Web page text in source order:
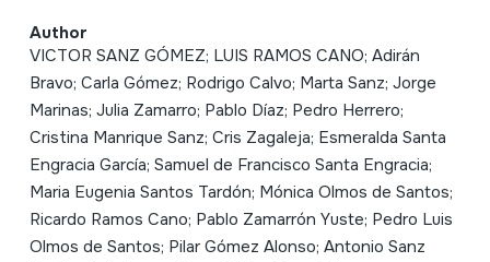
Author
VICTOR SANZ GÓMEZ; LUIS RAMOS CANO; Adirán
Bravo; Carla Gómez; Rodrigo Calvo; Marta Sanz; Jorge
Marinas; Julia Zamarro; Pablo Díaz; Pedro Herrero;
Cristina Manrique Sanz; Cris Zagaleja; Esmeralda Santa
Engracia García; Samuel de Francisco Santa Engracia;
Maria Eugenia Santos Tardón; Mónica Olmos de Santos;
Ricardo Ramos Cano; Pablo Zamarrón Yuste; Pedro Luis
Olmos de Santos; Pilar Gómez Alonso; Antonio Sanz